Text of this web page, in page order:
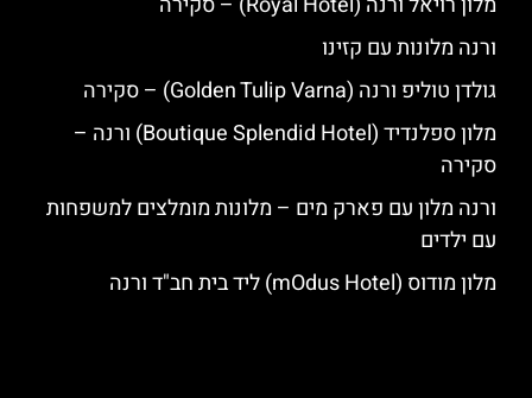
ורנה מלונות עם קזינו
גולדן טוליפ ורנה (Golden Tulip Varna) – סקירה
מלון ספלנדיד (Boutique Splendid Hotel) ורנה –
סקירה
ורנה מלון עם פארק מים – מלונות מומלצים למשפחות
עם ילדים
מלון מודוס (mOdus Hotel) ליד בית חב"ד ורנה